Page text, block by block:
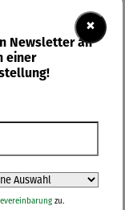
×
Newsletter an
einer
zu.